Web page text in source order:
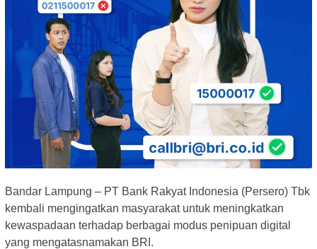
Bandar Lampung – PT Bank Rakyat Indonesia (Persero) Tbk
kembali mengingatkan masyarakat untuk meningkatkan
kewaspadaan terhadap berbagai modus penipuan digital
yang mengatasnamakan BRI.